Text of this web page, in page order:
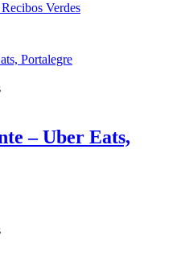
Recibos Verdes
Portalegre
– Uber Eats,